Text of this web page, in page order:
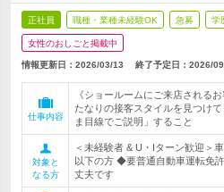
正社員 職種・業種未経験OK 急募 学
女性のおしごと掲載中
情報更新日：2026/03/13 終了予定日： 2026/
仕事内容
《ショールームにご来店される
たなりの接客スタイルを見つけ
ま目線でご説明」すること
対象と
なる方
＜未経験者 & U・Iターン歓迎＞
以下の方 ◆要普通自動車運転免
丈夫です